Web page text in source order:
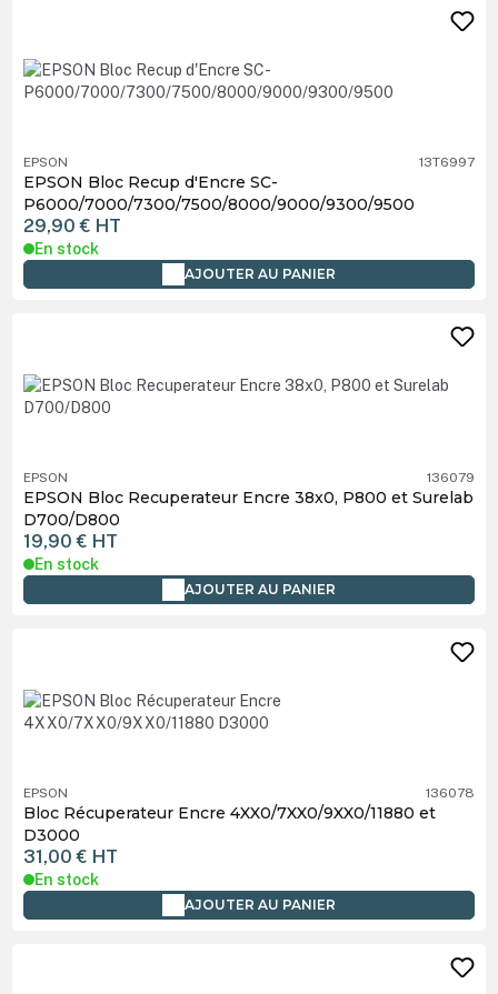
EPSON 13T6997
EPSON Bloc Recup d'Encre SC-
P6000/7000/7300/7500/8000/9000/9300/9500
29,90 € HT
En stock
AJOUTER AU PANIER
EPSON 136079
EPSON Bloc Recuperateur Encre 38x0, P800 et Surelab
D700/D800
19,90 € HT
En stock
AJOUTER AU PANIER
EPSON 136078
Bloc Récuperateur Encre 4XX0/7XX0/9XX0/11880 et
D3000
31,00 € HT
En stock
AJOUTER AU PANIER